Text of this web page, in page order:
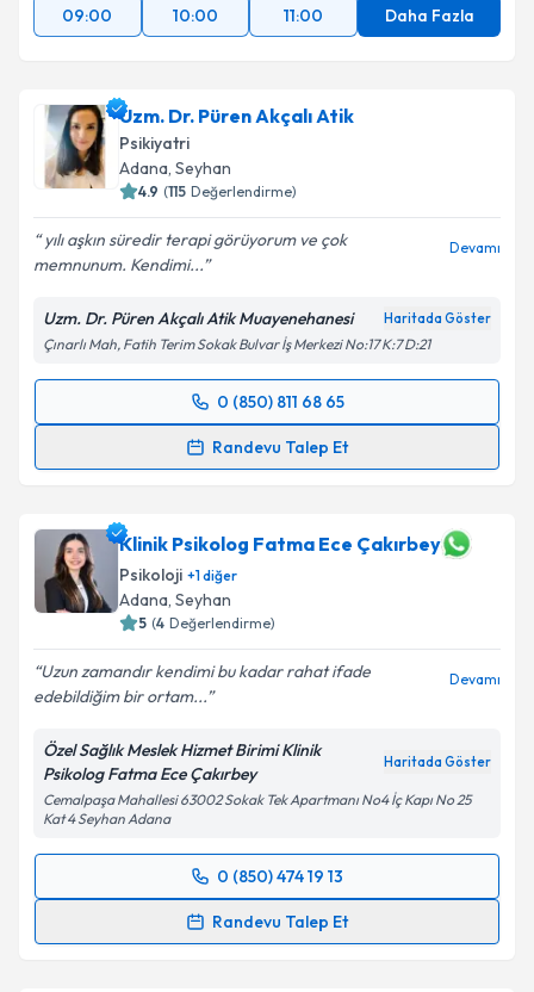
09:00 10:00 11:00 Daha Fazla
Uzm. Dr. Püren Akçalı Atik
Psikiyatri
Adana, Seyhan
4.9 (115 Değerlendirme)
yılı aşkın süredir terapi görüyorum ve çok
memnunum. Kendimi...
Devamı
Uzm. Dr. Püren Akçalı Atik Muayenehanesi Haritada Göster
Çınarlı Mah, Fatih Terim Sokak Bulvar İş Merkezi No:17 K:7 D:21
0 (850) 811 68 65
Randevu Talep Et
Randevu Takvimi Talebi
için bir takvim hazırlandığında e-posta ile
bilgilendireceğiz.
E-posta Adresiniz
Metni'ni okudum ve kişisel verilerimin belirtilen
kapsamda işlenmesini kabul ediyorum.
Takvim Talebini Gönder
Klinik Psikolog Fatma Ece Çakırbey
Psikoloji +1diğer
Adana, Seyhan
5 (4 Değerlendirme)
Uzun zamandır kendimi bu kadar rahat ifade
edebildiğim bir ortam...
Devamı
Özel Sağlık Meslek Hizmet Birimi Klinik
Psikolog Fatma Ece Çakırbey
Haritada Göster
Cemalpaşa Mahallesi 63002 Sokak Tek Apartmanı No4 İç Kapı No 25
Kat 4 Seyhan Adana
0 (850) 474 19 13
Randevu Talep Et
Randevu Takvimi Talebi